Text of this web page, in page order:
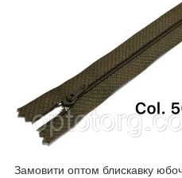
Замовити оптом блискавку